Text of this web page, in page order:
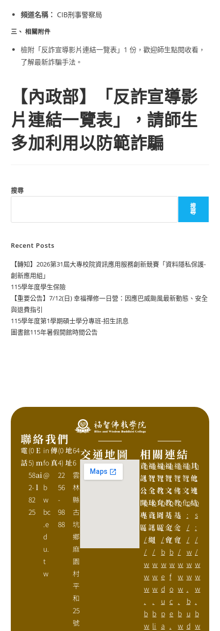
頻道名稱： CIB刑事警察局
三、 相關附件
檢附「反詐宣導影片連結一覽表」1 份，歡迎師生點閱收看，
了解最新詐騙手法。
【內政部】「反詐宣導影
片連結一覽表」，請師生
多加利用以防範詐騙
搜尋
搜
尋
Recent Posts
【轉知】2026第31屆大專校院資訊應用服務創新競賽「資料隱私保護-
創新應用組」
115學年度學生保險
【重要公告】7/12(日) 幸福禪修一日營：因應巴威颱風最新動態、安全
與退費指引
115學年度第1學期碩士學分專班-招生訊息
圖書館115年暑假開館時間公告
聯絡我們
電
話
(0
5)
58
2-
82
25
E
m
ai
l
in
fo
@
b
w
bc
.e
d
u.
t
w
傳
真
(0
4)
22
56
-
98
88
地
址
64
6
雲
林
縣
古
坑
鄉
麻
園
村
平
和
25
號
交通地圖 相關連結
資
訊
公
開
專
區
h
t
t
p
s
:
/
/
w
w
w
.
b
w
福
智
全
球
資
訊
網
h
t
t
p
s
:
/
/
w
w
w
.
b
li
福
智
教
育
園
區
h
t
t
p
:
/
/
b
w
e
d
u
p
a
福
智
文
教
基
金
會
h
t
t
p
:
/
/
b
w
f
o
c
e
.
福
智
佛
教
基
金
會
h
t
t
p
s
:
/
/
w
w
w
.
b
w
福
智
文
化
h
t
t
p
:
/
/
w
w
w
.
b
u
d
其
他
連
結
h
t
t
p
s
:
/
/
w
w
w
.
b
w